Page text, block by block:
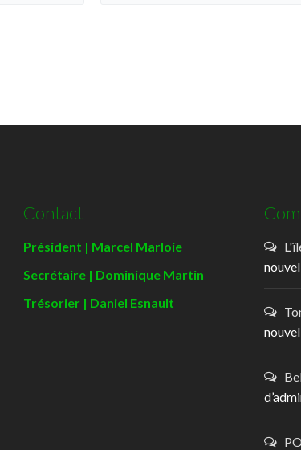
Contact
Président | Marcel Marloie
Secrétaire | Dominique Martin
Trésorier | Daniel Esnault